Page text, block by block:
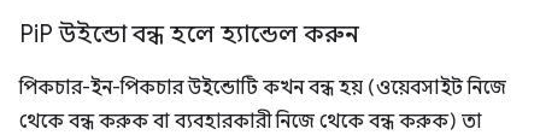
PiP উইন্ডো বন্ধ হলে হ্যান্ডেল করুন
পিকচার-ইন-পিকচার উইন্ডোটি কখন বন্ধ হয় (ওয়েবসাইট নিজে
থেকে বন্ধ করুক বা ব্যবহারকারী নিজে থেকে বন্ধ করুক) তা